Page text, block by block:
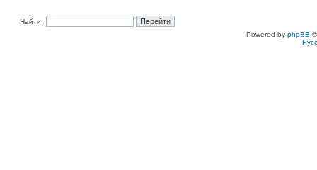
Найти:
Powered by phpBB